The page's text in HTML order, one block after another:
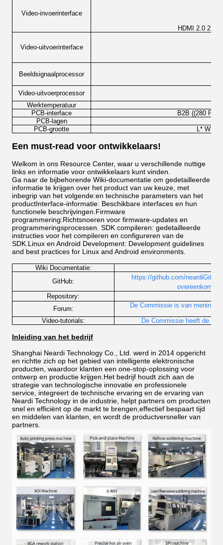
Video-invoerinterface
HDMI 2.0
Video-uitvoerinterface
Beeldsignaalprocessor
Video-uitvoerprocessor
Werktemperatuur
PCB-interface
B2B ((280 Pin
PCB-lagen
PCB-grootte
L* W *
Een must-read voor ontwikkelaars!
Welkom in ons Resource Center, waar u verschillende nuttige
links en informatie voor ontwikkelaars kunt vinden.
Ga naar de bijbehorende Wiki-documentatie om gedetailleerde
informatie te krijgen over het product van uw keuze, met
inbegrip van het volgende:en technische parameters van het
productInterface-informatie: Beschikbare interfaces en hun
functionele beschrijvingen.Firmware
programmering:Richtsnoeren voor firmware-updates en
programmeringsprocessen. SDK compileren: gedetailleerde
instructies voor het compileren en configureren van de
SDK.Linux en Android Development: Development guidelines
and best practices for Linux and Android environments.
Wiki Documentatie:
GitHub:
https://github.com/
overeenkomst
Repository:
Forum: De Commissie is van mening
Video-tutorials: De Commissie heeft de
Inleiding van het bedrijf
Shanghai Neardi Technology Co., Ltd. werd in 2014 opgericht
en richtte zich op het gebied van intelligente elektronische
producten, waardoor klanten een one-stop-oplossing voor
ontwerp en productie krijgen.Het bedrijf houdt zich aan de
strategie van technologische innovatie en professionele
service, integreert de technische ervaring en de ervaring van
Neardi Technology in de industrie, helpt partners om producten
snel en efficiënt op de markt te brengen,effectief bespaart tijd
en middelen van klanten, en wordt de productversneller van
partners.